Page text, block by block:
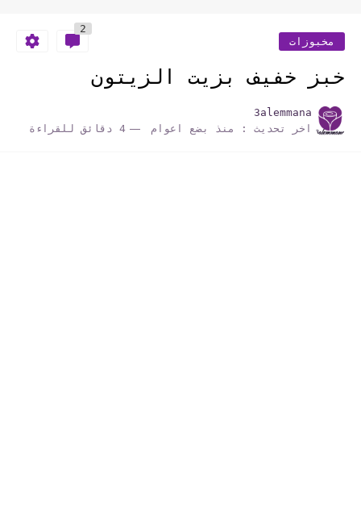
مخبوزات
2
خبز خفيف بزيت الزيتون
3alemmana
اخر تحديث :
منذ بضع اعوام 4 دقائق للقراءة